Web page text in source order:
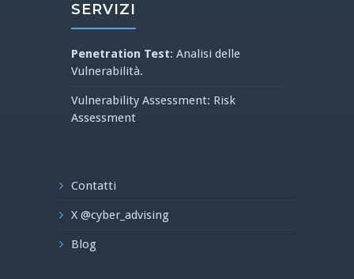
SERVIZI
Penetration Test: Analisi delle
Vulnerabilità.
Vulnerability Assessment: Risk
Assessment
Contatti
X @cyber_advising
Blog